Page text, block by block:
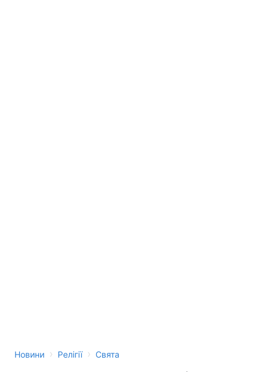
Новини › Релігії › Свята